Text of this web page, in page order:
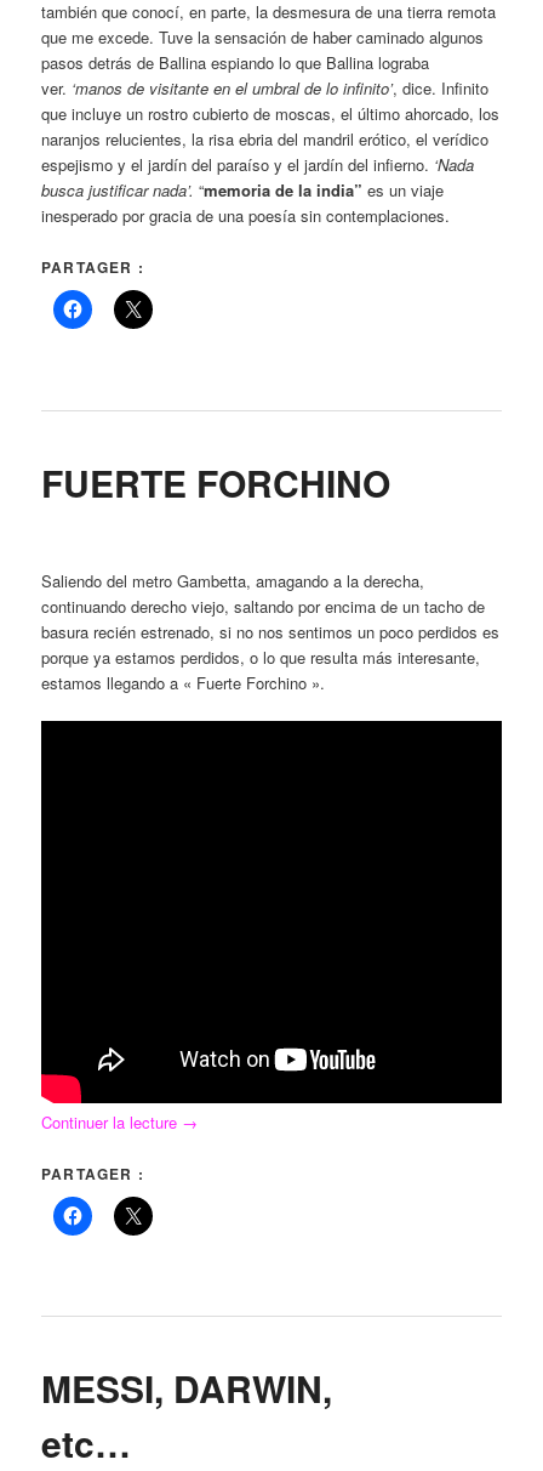
también que conocí, en parte, la desmesura de una tierra remota
que me excede. Tuve la sensación de haber caminado algunos
pasos detrás de Ballina espiando lo que Ballina lograba
ver. ‘manos de visitante en el umbral de lo infinito’, dice. Infinito
que incluye un rostro cubierto de moscas, el último ahorcado, los
naranjos relucientes, la risa ebria del mandril erótico, el verídico
espejismo y el jardín del paraíso y el jardín del infierno. ‘Nada
busca justificar nada’. “memoria de la india” es un viaje
inesperado por gracia de una poesía sin contemplaciones.
PARTAGER :
FUERTE FORCHINO
Saliendo del metro Gambetta, amagando a la derecha,
continuando derecho viejo, saltando por encima de un tacho de
basura recién estrenado, si no nos sentimos un poco perdidos es
porque ya estamos perdidos, o lo que resulta más interesante,
estamos llegando a « Fuerte Forchino ».
Continuer la lecture →
PARTAGER :
MESSI, DARWIN,
etc…